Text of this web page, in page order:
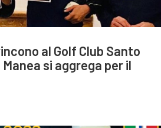
al Golf Club Santo
si aggrega per il